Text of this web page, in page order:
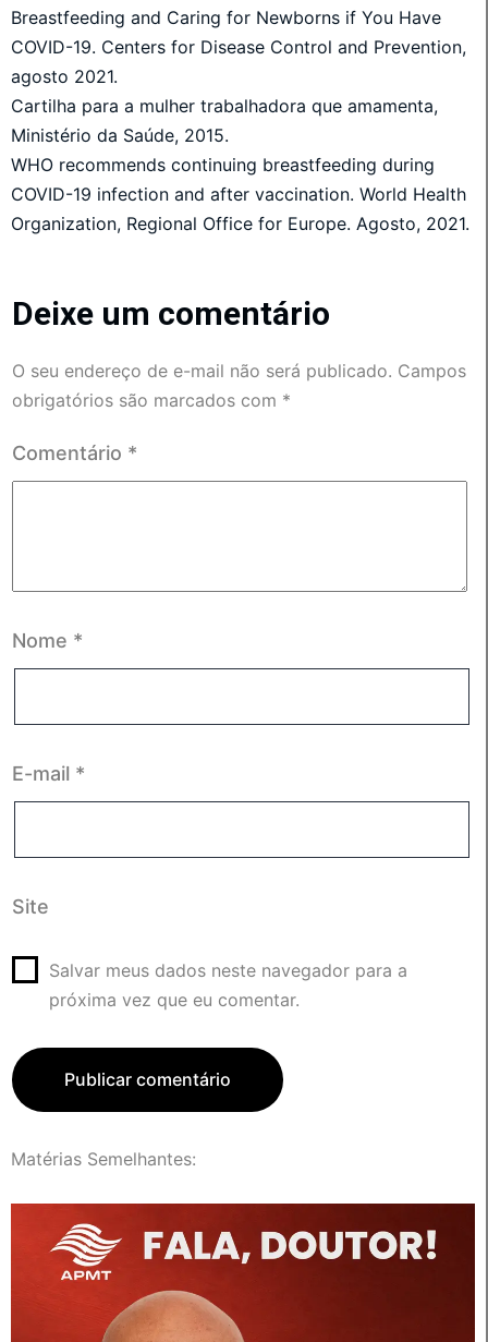
Breastfeeding and Caring for Newborns if You Have
COVID-19. Centers for Disease Control and Prevention,
agosto 2021.
Cartilha para a mulher trabalhadora que amamenta,
Ministério da Saúde, 2015.
WHO recommends continuing breastfeeding during
COVID-19 infection and after vaccination. World Health
Organization, Regional Office for Europe. Agosto, 2021.
Deixe um comentário
O seu endereço de e-mail não será publicado. Campos
obrigatórios são marcados com *
Comentário *
Nome *
E-mail *
Site
Salvar meus dados neste navegador para a
próxima vez que eu comentar.
Matérias Semelhantes: